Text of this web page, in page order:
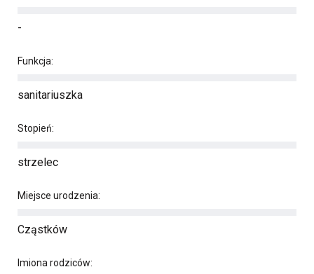
-
Funkcja:
sanitariuszka
Stopień:
strzelec
Miejsce urodzenia:
Cząstków
Imiona rodziców: